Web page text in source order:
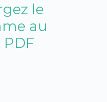
le
au